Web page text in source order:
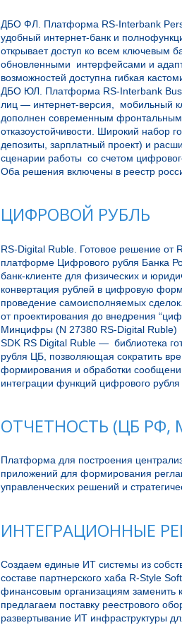
ДБО ФЛ. Платформа RS-Interbank
удобный интернет-банк и
открывает доступ ко всем ключевым
обновленными  интерфейсами и
возможностей доступна гибкая
ДБО ЮЛ. Платформа RS-Interbank
лиц — интернет-версия,  мобильный
дополнен современным
отказоустойчивости. Широкий набор
депозиты, зарплатный проект) и
сценарии работы  со счетом
ЦИФРОВОЙ РУБЛЬ
RS-Digital Ruble. Готовое решение от
платформе Цифрового рубля Банка
банк-клиенте для физических и
конвертация рублей в цифровую
проведение самоисполняемых
от проектирования до внедрения
Минцифры (N 27380 RS-Digital Ruble)
SDK RS Digital Ruble —  библиотека
рубля ЦБ, позволяющая сократить
формирования и обработки
интеграции функций цифрового рубля
ОТЧЕТНОСТЬ (ЦБ РФ,
Платформа для построения
приложений для формирования
управленческих решений и
ИНТЕГРАЦИОННЫЕ
Создаем единые ИТ системы из
составе партнерского хаба R-Style
финансовым организациям заменить
предлагаем поставку реестрового
развертывание ИТ инфраструктуры